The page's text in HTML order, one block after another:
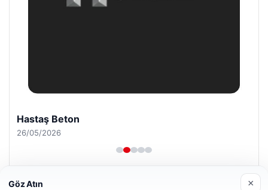
Hastaş Beton
26/05/2026
Göz Atın ×